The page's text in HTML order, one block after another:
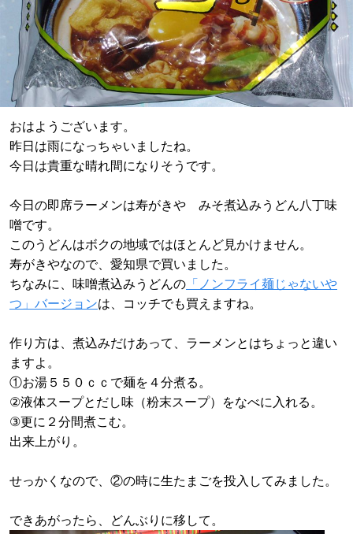
おはようございます。
昨日は雨になっちゃいましたね。
今日は貴重な晴れ間になりそうです。
今日の即席ラーメンは寿がきや みそ煮込みうどん八丁味
噌です。
このうどんはボクの地域ではほとんど見かけません。
寿がきやなので、愛知県で買いました。
ちなみに、味噌煮込みうどんの 「ノンフライ麺じゃないや
つ」バージョンは、コッチでも買えますね。
作り方は、煮込みだけあって、ラーメンとはちょっと違い
ますよ。
①お湯５５０ｃｃで麺を４分煮る。
②液体スープとだし味（粉末スープ）をなべに入れる。
③更に２分間煮こむ。
出来上がり。
せっかくなので、②の時に生たまごを投入してみました。
できあがったら、どんぶりに移して。